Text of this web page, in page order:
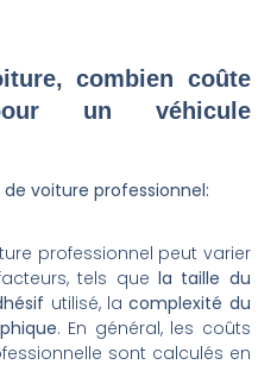
combien coûte
un véhicule
voiture professionnel:
professionnel peut varier
tels que la taille du
utilisé, la complexité du
. En général, les coûts
sont calculés en